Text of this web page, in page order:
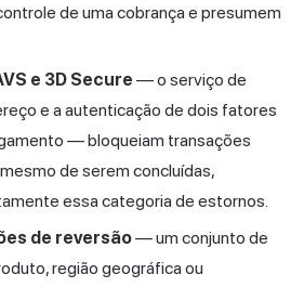
de uma cobrança e presumem
e 3D Secure — o serviço de
e a autenticação de dois fatores
— bloqueiam transações
de serem concluídas,
essa categoria de estornos.
de reversão— um conjunto de
região geográfica ou